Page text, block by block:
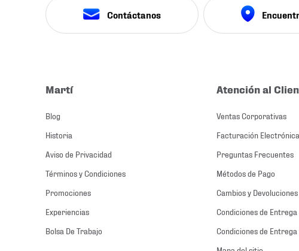
Contáctanos
Martí
Blog
Historia
Aviso de Privacidad
Términos y Condiciones
Promociones
Experiencias
Bolsa De Trabajo
Atención al
Ventas Corporativas
Facturación Electrónica
Preguntas Frecuentes
Métodos de Pago
Cambios y Devoluciones
Condiciones de Entrega
Condiciones de